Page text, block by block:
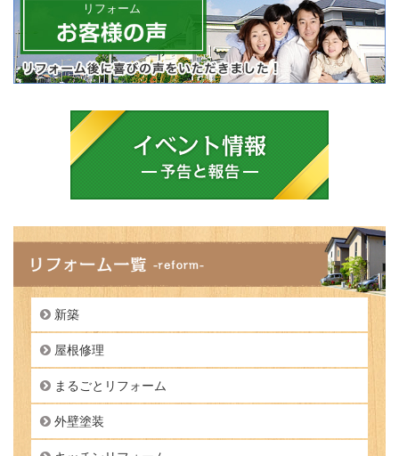
リフォーム
新築
屋根修理
まるごとリフォーム
外壁塗装